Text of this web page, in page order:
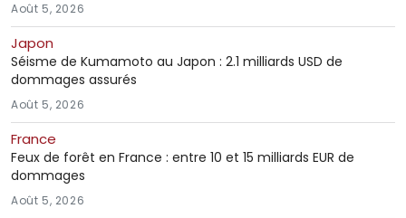
Août 5, 2026
Japon
Séisme de Kumamoto au Japon : 2.1 milliards USD de
dommages assurés
Août 5, 2026
France
Feux de forêt en France : entre 10 et 15 milliards EUR de
dommages
Août 5, 2026